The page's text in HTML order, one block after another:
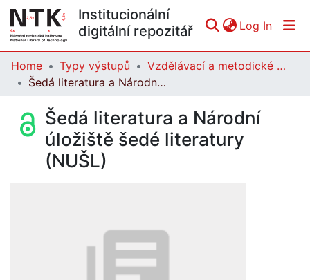
Institucionální
digitální repozitář
Log In
Communities & Collections
Statistics
Home Typy výstupů
Vzdělávací a metodické materiály
Šedá literatura a Národní úložiště šedé literatury (NUŠL)
Šedá literatura a Národní
úložiště šedé literatury
(NUŠL)